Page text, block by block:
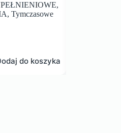
,
,Tymczasowe
do koszyka